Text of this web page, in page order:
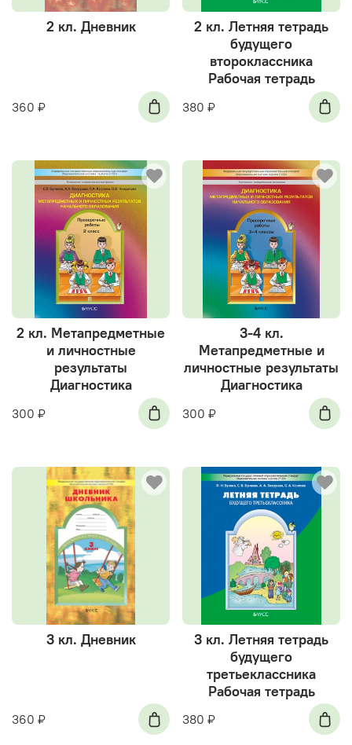
2 кл. Дневник
360 ₽
2 кл. Летняя тетрадь
будущего
второклассника
Рабочая тетрадь
380 ₽
2 кл. Метапредметные
и личностные
результаты
Диагностика
300 ₽
3-4 кл.
Метапредметные и
личностные результаты
Диагностика
300 ₽
3 кл. Дневник
360 ₽
3 кл. Летняя тетрадь
будущего
третьеклассника
Рабочая тетрадь
380 ₽